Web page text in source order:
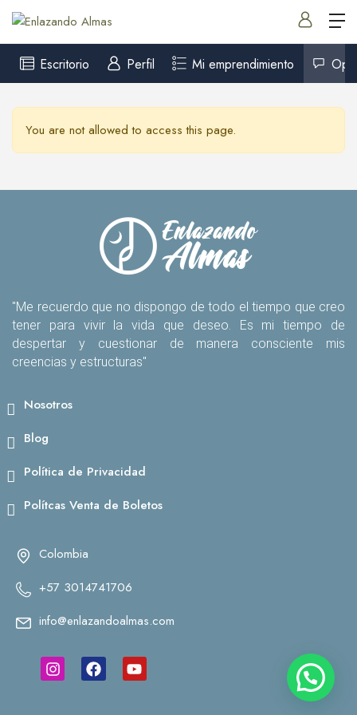
Escritorio Perfil Mi emprendimiento
You are not allowed to access this page.
"Me recuerdo que no dispongo de todo el tiempo que creo
tener para vivir la vida que deseo. Es mi tiempo de
despertar y cuestionar de manera consciente mis
creencias y estructuras"
Nosotros
Blog
Política de Privacidad
Polítcas Venta de Boletos
Colombia
+57 3014741706
info@enlazandoalmas.com